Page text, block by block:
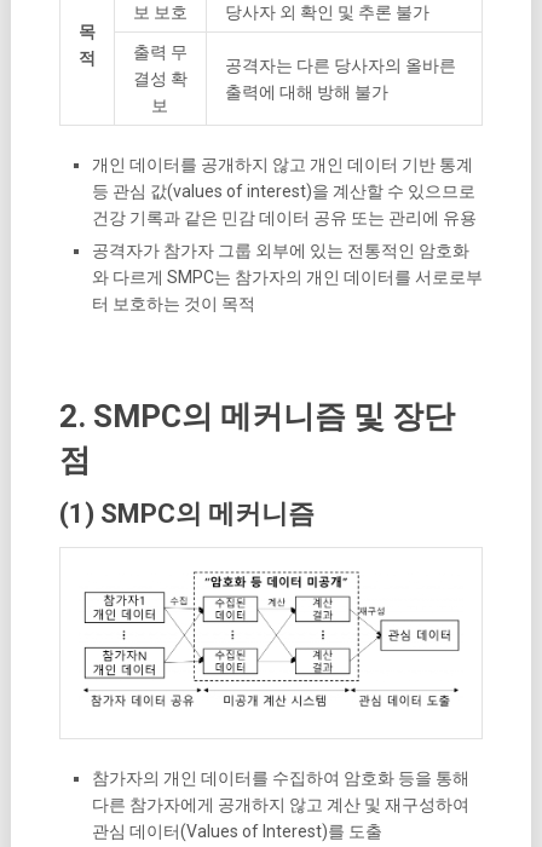
목
적
보 보호
당사자 외 확인 및 추론 불가
출력 무
결성 확
보
공격자는 다른 당사자의 올바른
출력에 대해 방해 불가
개인 데이터를 공개하지 않고 개인 데이터 기반 통계
등 관심 값(values of interest)을 계산할 수 있으므로
건강 기록과 같은 민감 데이터 공유 또는 관리에 유용
공격자가 참가자 그룹 외부에 있는 전통적인 암호화
와 다르게 SMPC는 참가자의 개인 데이터를 서로로부
터 보호하는 것이 목적
2. SMPC의 메커니즘 및 장단
점
(1) SMPC의 메커니즘
참가자의 개인 데이터를 수집하여 암호화 등을 통해
다른 참가자에게 공개하지 않고 계산 및 재구성하여
관심 데이터(Values of Interest)를 도출